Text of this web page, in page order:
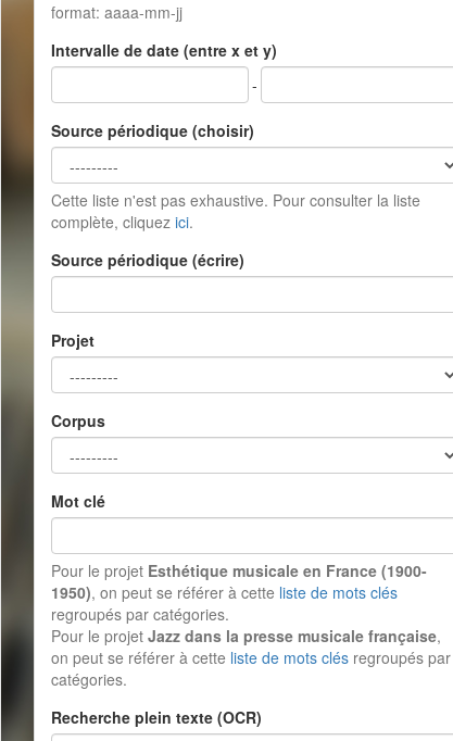
format: aaaa-mm-jj
Intervalle de date (entre x et y)
-
Source périodique (choisir)
Cette liste n'est pas exhaustive. Pour consulter la liste
complète, cliquez ici.
Source périodique (écrire)
Projet
Corpus
Mot clé
Pour le projet Esthétique musicale en France (1900-
1950), on peut se référer à cette liste de mots clés
regroupés par catégories.
Pour le projet Jazz dans la presse musicale française,
on peut se référer à cette liste de mots clés regroupés par
catégories.
Recherche plein texte (OCR)